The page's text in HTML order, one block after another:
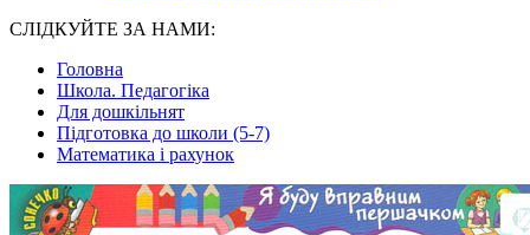
СЛІДКУЙТЕ ЗА НАМИ:
Головна
Школа. Педагогіка
Для дошкільнят
Підготовка до школи (5-7)
Математика і рахунок